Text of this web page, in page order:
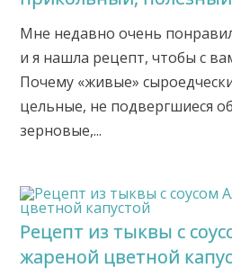
Мне недавно очень
и я нашла рецепт, чтобы с
Почему «живые»
цельные, не подвергшиеся
зерновые,...
Рецепт из тыквы с
жареной цветной